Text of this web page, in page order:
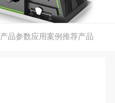
产品参数应用案例推荐产品